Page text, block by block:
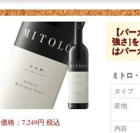
【パ
強さ]
はパ
ミトロ
タイプ
産地
内容
価格：7,249円 税込